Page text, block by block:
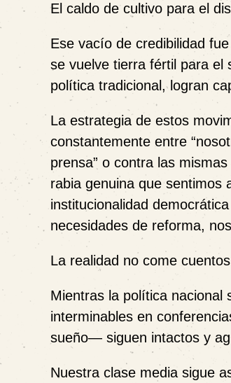
El caldo de cultivo para el
Ese vacío de credibilidad
se vuelve tierra fértil para el
política tradicional, logran
La estrategia de estos
constantemente entre
prensa” o contra las
rabia genuina que sentimos
institucionalidad
necesidades de reforma,
La realidad no come cuentos
Mientras la política nacional
interminables en
sueño— siguen intactos y
Nuestra clase media sigue